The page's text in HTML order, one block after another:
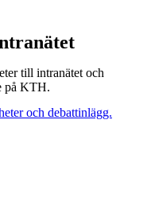
till intranätet och
på KTH.
och debattinlägg.